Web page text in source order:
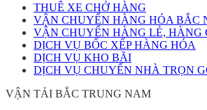
THUÊ XE CHỞ HÀNG
VẬN CHUYỂN HÀNG HÓA BẮC
VẬN CHUYỂN HÀNG LẺ, HÀNG
DỊCH VỤ BỐC XẾP HÀNG HÓA
DỊCH VỤ KHO BÃI
DỊCH VỤ CHUYỂN NHÀ TRỌN
VẬN TẢI BẮC TRUNG NAM